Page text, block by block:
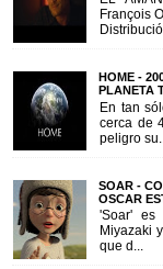
François
HOME -
PLANETA
En tan
cerca de
peligro su...
SOAR -
OSCAR
'Soar' es
Miyazaki
que d...